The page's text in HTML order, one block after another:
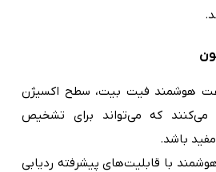
هوشمند فیت بیت، سطح اکسیژن
می‌کنند که می‌تواند برای تشخیص
باشد.
با قابلیت‌های پیشرفته ردیابی